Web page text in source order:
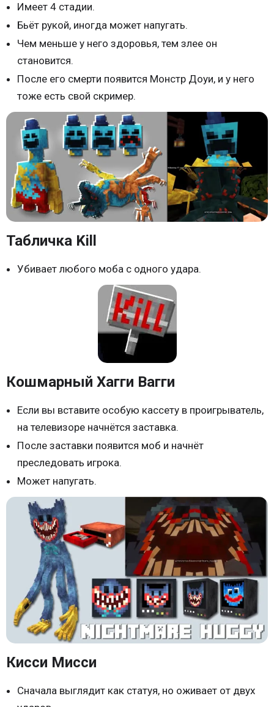
Имеет 4 стадии.
Бьёт рукой, иногда может напугать.
Чем меньше у него здоровья, тем злее он
становится.
После его смерти появится Монстр Доуи, и у него
тоже есть свой скример.
Табличка Kill
Убивает любого моба с одного удара.
Кошмарный Хагги Вагги
Если вы вставите особую кассету в проигрыватель,
на телевизоре начнётся заставка.
После заставки появится моб и начнёт
преследовать игрока.
Может напугать.
Кисси Мисси
Сначала выглядит как статуя, но оживает от двух